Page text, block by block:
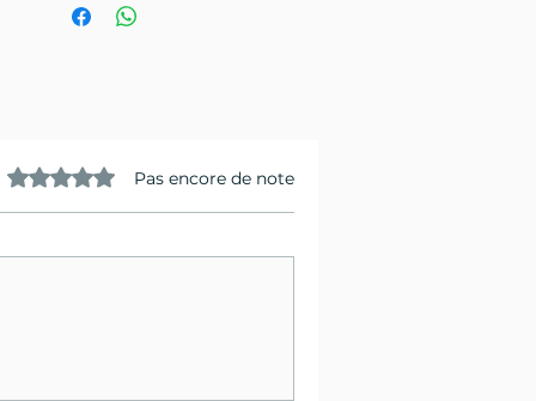
Noté 0 étoile sur 5. Pas encore de note